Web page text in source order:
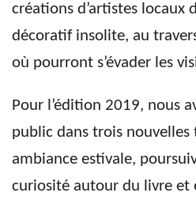
créations d’artistes locaux
décoratif insolite, au
où pourront s’évader les
Pour l’édition 2019, nous
public dans trois
ambiance estivale,
curiosité autour du livre et